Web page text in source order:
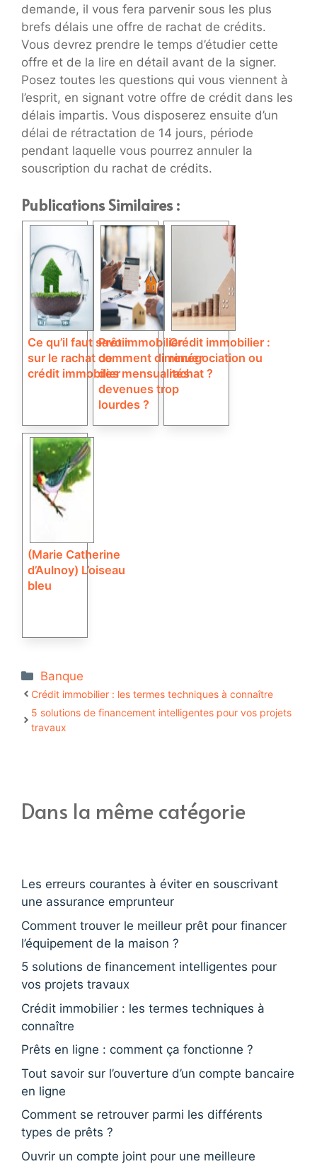
demande, il vous fera parvenir sous les plus
brefs délais une offre de rachat de crédits.
Vous devrez prendre le temps d’étudier cette
offre et de la lire en détail avant de la signer.
Posez toutes les questions qui vous viennent à
l’esprit, en signant votre offre de crédit dans les
délais impartis. Vous disposerez ensuite d’un
délai de rétractation de 14 jours, période
pendant laquelle vous pourrez annuler la
souscription du rachat de crédits.
Publications Similaires :
Ce qu’il faut savoir
sur le rachat de
crédit immobilier
Prêt immobilier :
comment diminuer
des mensualités
devenues trop
lourdes ?
Crédit immobilier :
renégociation ou
rachat ?
(Marie Catherine
d’Aulnoy) L’oiseau
bleu
Catégories
Banque
Crédit immobilier : les termes techniques à connaître
5 solutions de financement intelligentes pour vos projets
travaux
Dans la même catégorie
Les erreurs courantes à éviter en souscrivant
une assurance emprunteur
Comment trouver le meilleur prêt pour financer
l’équipement de la maison ?
5 solutions de financement intelligentes pour
vos projets travaux
Crédit immobilier : les termes techniques à
connaître
Prêts en ligne : comment ça fonctionne ?
Tout savoir sur l’ouverture d’un compte bancaire
en ligne
Comment se retrouver parmi les différents
types de prêts ?
Ouvrir un compte joint pour une meilleure